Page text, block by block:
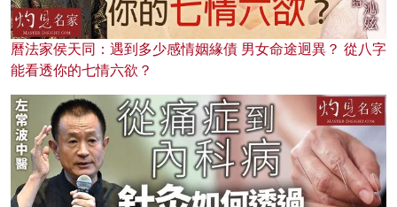
曆法家侯天同：遇到多少感情姻緣債 男女命途迥異？ 從八字
能看透你的七情六欲？